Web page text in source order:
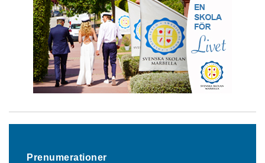
Prenumerationer